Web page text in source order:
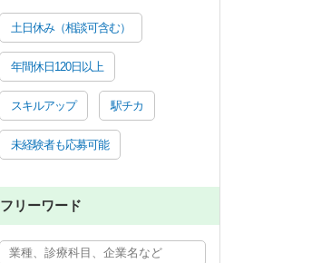
土日休み（相談可含む）
年間休日120日以上
スキルアップ 駅チカ
未経験者も応募可能
フリーワード